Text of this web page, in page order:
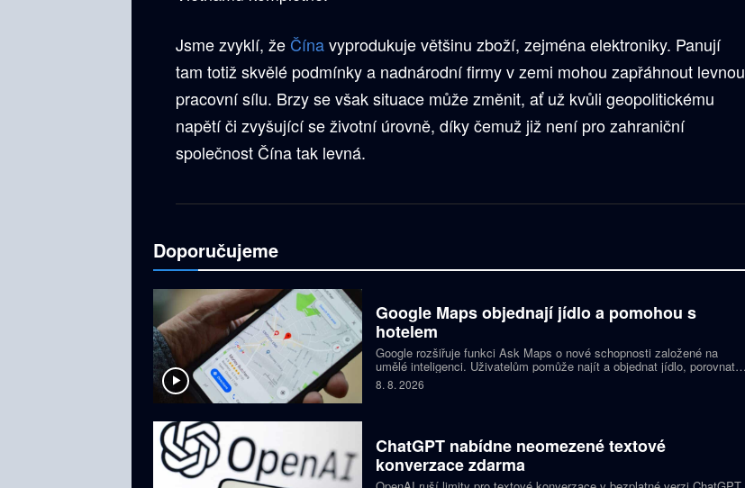
Jsme zvyklí, že Čínavyprodukuje většinu zboží, zejména elektroniky. Panují
tam totiž skvělé podmínky a nadnárodní firmy v zemi mohou zapřáhnout levnou
pracovní sílu. Brzy se však situace může změnit, ať už kvůli geopolitickému
napětí či zvyšující se životní úrovně, díky čemuž již není pro zahraniční
společnost Čína tak levná.
Doporučujeme
Google Maps objednají jídlo a pomohou s
hotelem
Google rozšiřuje funkci Ask Maps o nové schopnosti založené na
umělé inteligenci. Uživatelům pomůže najít a objednat jídlo, porovnat
hotely nebo vybrat kulturní akci. Mapy navíc mohou čerpat informace z
Gmailu a Kalendáře Google.
8. 8. 2026
ChatGPT nabídne neomezené textové
konverzace zdarma